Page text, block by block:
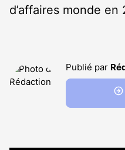
d’affaires monde
Publié par